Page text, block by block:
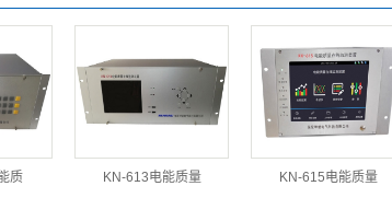
质 KN-613电能质量 KN-615电能质量